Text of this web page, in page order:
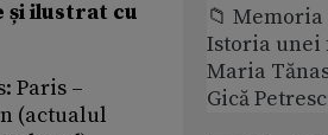
și ilustrat cu
Paris –
(actualul
📁
Istoria
Maria
Gică